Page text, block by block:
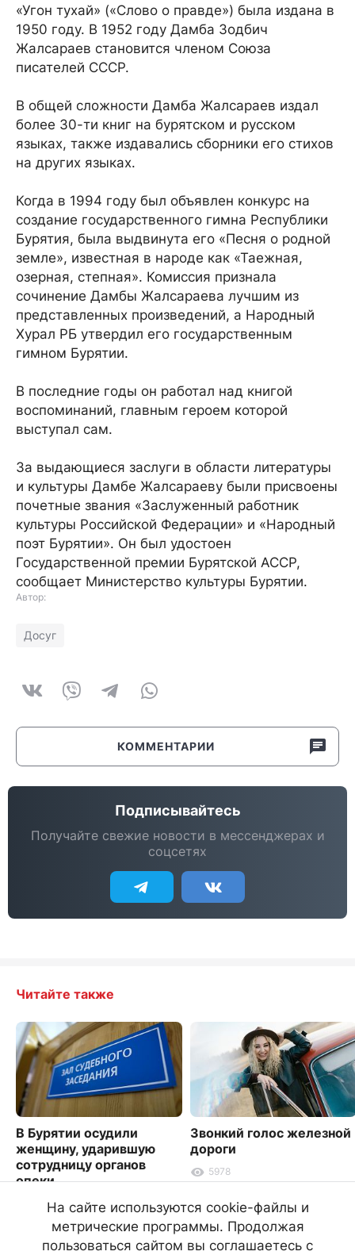
«Угон тухай» («Слово о правде») была издана в
1950 году. В 1952 году Дамба Зодбич
Жалсараев становится членом Союза
писателей СССР.
В общей сложности Дамба Жалсараев издал
более 30-ти книг на бурятском и русском
языках, также издавались сборники его стихов
на других языках.
Когда в 1994 году был объявлен конкурс на
создание государственного гимна Республики
Бурятия, была выдвинута его «Песня о родной
земле», известная в народе как «Таежная,
озерная, степная». Комиссия признала
сочинение Дамбы Жалсараева лучшим из
представленных произведений, а Народный
Хурал РБ утвердил его государственным
гимном Бурятии.
В последние годы он работал над книгой
воспоминаний, главным героем которой
выступал сам.
За выдающиеся заслуги в области литературы
и культуры Дамбе Жалсараеву были присвоены
почетные звания «Заслуженный работник
культуры Российской Федерации» и «Народный
поэт Бурятии». Он был удостоен
Государственной премии Бурятской АССР,
сообщает Министерство культуры Бурятии.
Автор:
Досуг
КОММЕНТАРИИ
Подписывайтесь
Получайте свежие новости в мессенджерах и
соцсетях
Читайте также
В Бурятии осудили
женщину, ударившую
сотрудницу органов
опеки
3885
Звонкий голос железной
дороги
5978
На сайте используются cookie-файлы и
метрические программы. Продолжая
пользоваться сайтом вы соглашаетесь с